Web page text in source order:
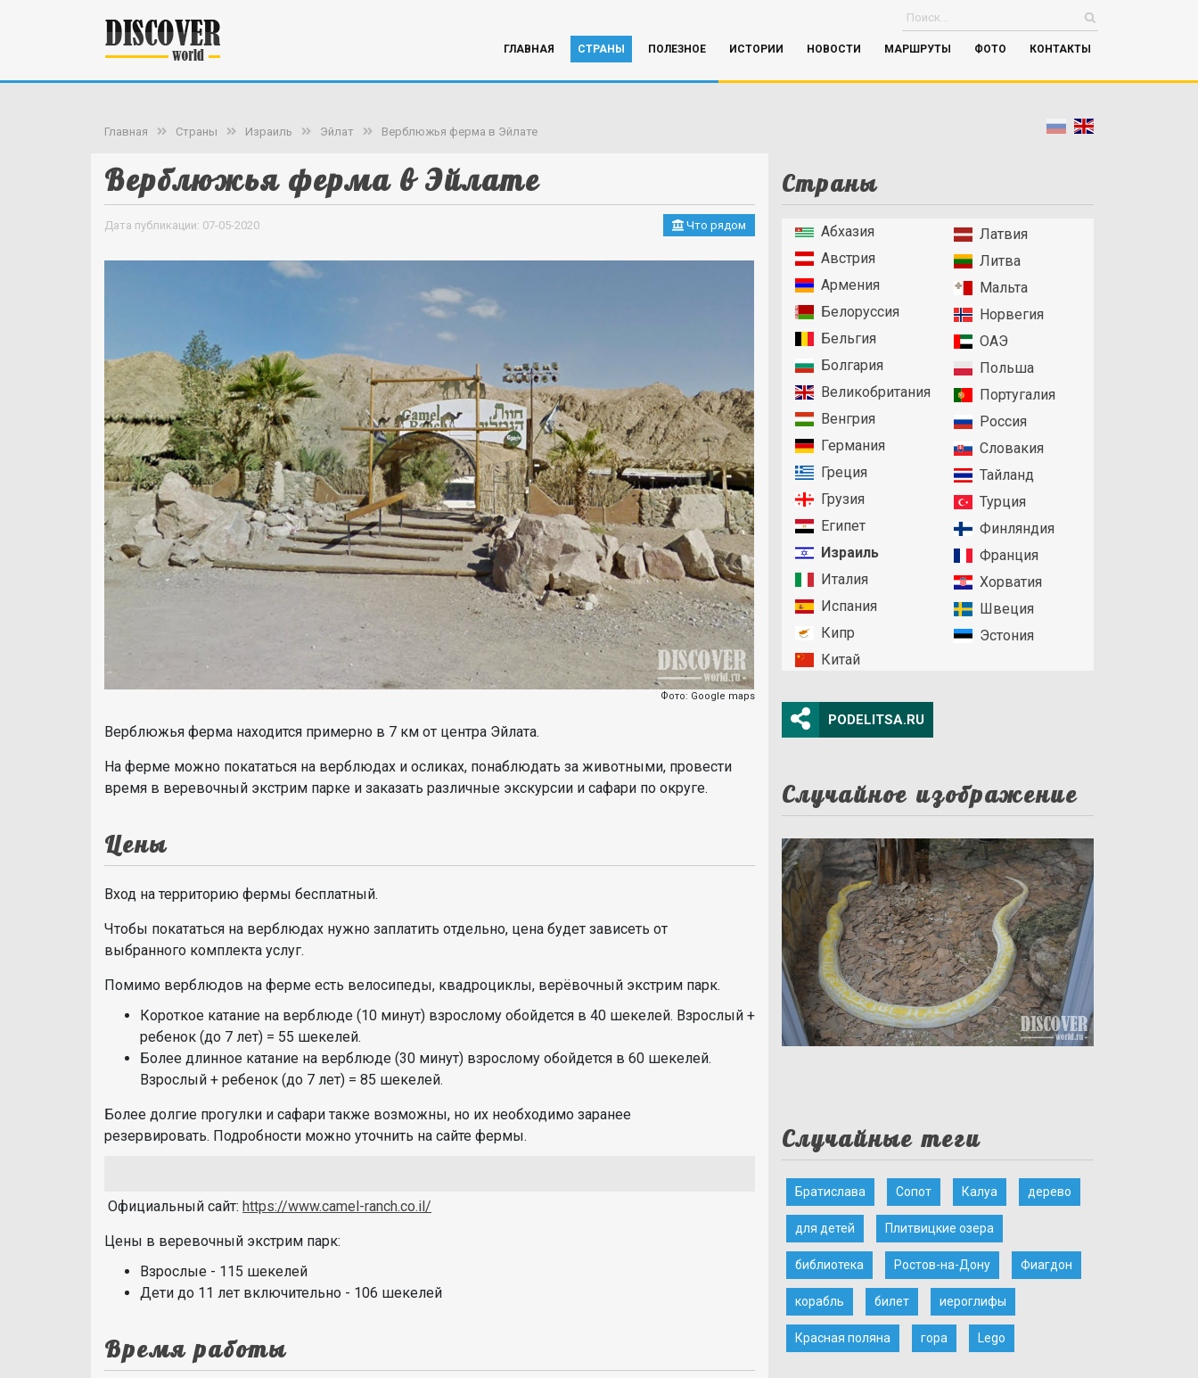
ГЛАВНАЯ СТРАНЫ ПОЛЕЗНОЕ ИСТОРИИ НОВОСТИ МАРШРУТЫ ФОТО КОНТАКТЫ
Главная Страны Израиль Эйлат Верблюжья ферма в Эйлате
Верблюжья ферма в Эйлате
Дата публикации: 07-05-2020 Что рядом
Фото: Google maps
Верблюжья ферма находится примерно в 7 км от центра Эйлата.
На ферме можно покататься на верблюдах и осликах, понаблюдать за животными, провести
время в веревочный экстрим парке и заказать различные экскурсии и сафари по округе.
Цены
Вход на территорию фермы бесплатный.
Чтобы покататься на верблюдах нужно заплатить отдельно, цена будет зависеть от
выбранного комплекта услуг.
Помимо верблюдов на ферме есть велосипеды, квадроциклы, верёвочный экстрим парк.
Короткое катание на верблюде (10 минут) взрослому обойдется в 40 шекелей. Взрослый +
ребенок (до 7 лет) = 55 шекелей.
Более длинное катание на верблюде (30 минут) взрослому обойдется в 60 шекелей.
Взрослый + ребенок (до 7 лет) = 85 шекелей.
Более долгие прогулки и сафари также возможны, но их необходимо заранее
резервировать. Подробности можно уточнить на сайте фермы.
Официальный сайт: https://www.camel-ranch.co.il/
Цены в веревочный экстрим парк:
Взрослые - 115 шекелей
Дети до 11 лет включительно - 106 шекелей
Время работы
Страны
Абхазия
Австрия
Армения
Белоруссия
Бельгия
Болгария
Великобритания
Венгрия
Германия
Греция
Грузия
Египет
Израиль
Италия
Испания
Кипр
Китай
Латвия
Литва
Мальта
Норвегия
ОАЭ
Польша
Португалия
Россия
Словакия
Тайланд
Турция
Финляндия
Франция
Хорватия
Швеция
Эстония
PODELITSA.RU
Случайное изображение
Случайные теги
Братислава Сопот Калуа дерево
для детей Плитвицкие озера
библиотека Ростов-на-Дону Фиагдон
корабль билет иероглифы
Красная поляна гора Lego